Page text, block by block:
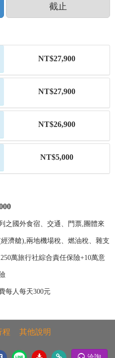
截止
NT$27,900
NT$27,900
NT$26,900
NT$5,000
之國外食宿、交通、門票,團體來
經濟艙),兩地機場稅、燃油稅、雜支
萬旅行社綜合責任保險+10萬意
每人每天300元
程 其他說明